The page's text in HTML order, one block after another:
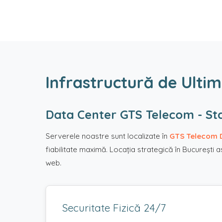
Infrastructură de
Data Center GTS Telecom -
Serverele noastre sunt localizate în GTS Telecom
fiabilitate maximă. Locația strategică în București
web.
Securitate Fizică 24/7